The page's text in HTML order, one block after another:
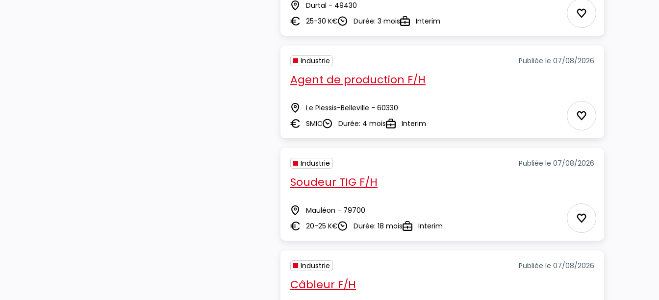
Lieu Durtal - 49430
Salaire25-30 K€DuréeDurée: 3 moisTypeInterim Ajouter aux
Industrie Publiée le 07/08/2026
Agent de production F/H
Lieu Le Plessis-Belleville - 60330
Salaire
SMICDuréeDurée: 4 moisTypeInterim Ajouter aux
Industrie Publiée le 07/08/2026
Soudeur TIG F/H
Lieu Mauléon - 79700
Salaire20-25 K€DuréeDurée: 18 moisTypeInterim Ajouter aux
Industrie Publiée le 07/08/2026
Câbleur F/H